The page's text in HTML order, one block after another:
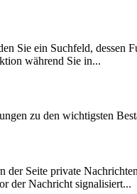
Sie ein Suchfeld, dessen
während Sie in...
zu den wichtigsten
der Seite private
der Nachricht signalisiert...